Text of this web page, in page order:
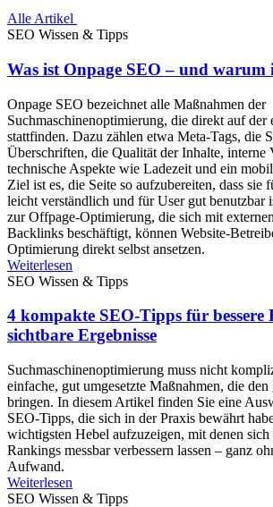
Alle Artikel
SEO Wissen & Tipps
Was ist Onpage SEO – und warum
Onpage SEO bezeichnet alle Maßnahmen der
Suchmaschinenoptimierung, die direkt auf der
stattfinden. Dazu zählen etwa Meta-Tags, die
Überschriften, die Qualität der Inhalte, interne
technische Aspekte wie Ladezeit und ein
Ziel ist es, die Seite so aufzubereiten, dass sie
leicht verständlich und für User gut benutzbar
zur Offpage-Optimierung, die sich mit
Backlinks beschäftigt, können Website-
Optimierung direkt selbst ansetzen.
Weiterlesen
SEO Wissen & Tipps
4 kompakte SEO-Tipps für bessere
sichtbare Ergebnisse
Suchmaschinenoptimierung muss nicht
einfache, gut umgesetzte Maßnahmen, die
bringen. In diesem Artikel finden Sie eine
SEO-Tipps, die sich in der Praxis bewährt
wichtigsten Hebel aufzuzeigen, mit denen
Rankings messbar verbessern lassen – ganz
Aufwand.
Weiterlesen
SEO Wissen & Tipps